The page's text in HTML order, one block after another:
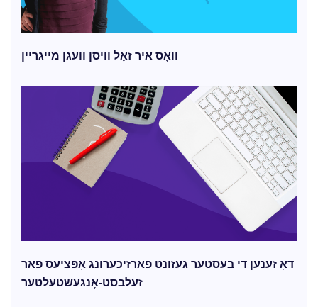
וואָס איר זאָל וויסן וועגן מייגריין
דאָ זענען די בעסטער געזונט פאַרזיכערונג אָפּציעס פֿאַר
זעלבסט-אָנגעשטעלטער